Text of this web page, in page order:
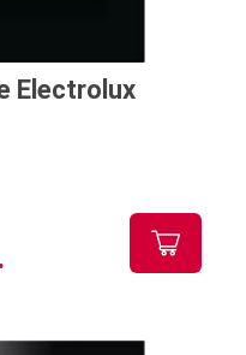
Electrolux